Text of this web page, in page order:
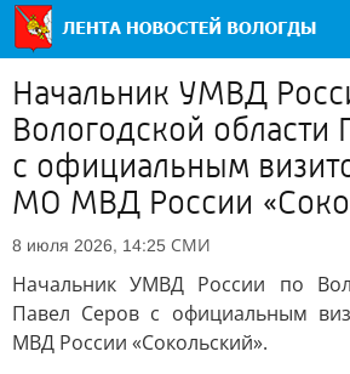
Начальник УМВД
Вологодской области
с официальным
МО МВД России
8 июля 2026, 14:25 СМИ
Начальник УМВД России по
Павел Серов с официальным
МВД России «Сокольский».